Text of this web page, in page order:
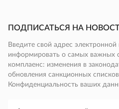
ПОДПИСАТЬСЯ НА
Введите свой адрес
информировать о самых важных
комплаенс: изменения в
обновления санкционных
Конфиденциальность ваших